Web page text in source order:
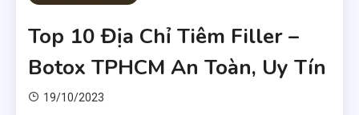
Top 10 Địa Chỉ Tiêm Filler –
Botox TPHCM An Toàn, Uy Tín
19/10/2023